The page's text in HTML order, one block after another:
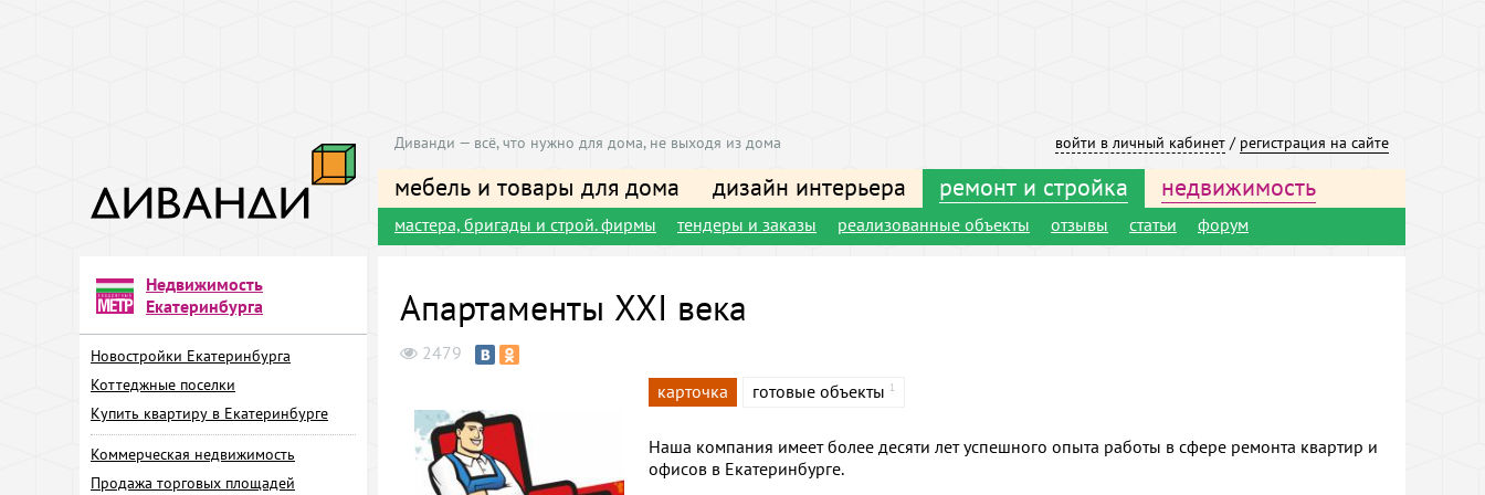
войти в личный кабинет / регистрация на сайте
Диванди — всё, что нужно для дома, не выходя из дома
мебель и товары для дома дизайн интерьера ремонт и стройка недвижимость
мастера, бригады и строй. фирмы тендеры и заказы реализованные объекты отзывы статьи форум
Недвижимость
Екатеринбурга
Новостройки Екатеринбурга
Коттеджные поселки
Купить квартиру в Екатеринбурге
Коммерческая недвижимость
Продажа торговых площадей
Апартаменты XXI века
2479
карточка готовые объекты 1
Наша компания имеет более десяти лет успешного опыта работы в сфере ремонта квартир и
офисов в Екатеринбурге.